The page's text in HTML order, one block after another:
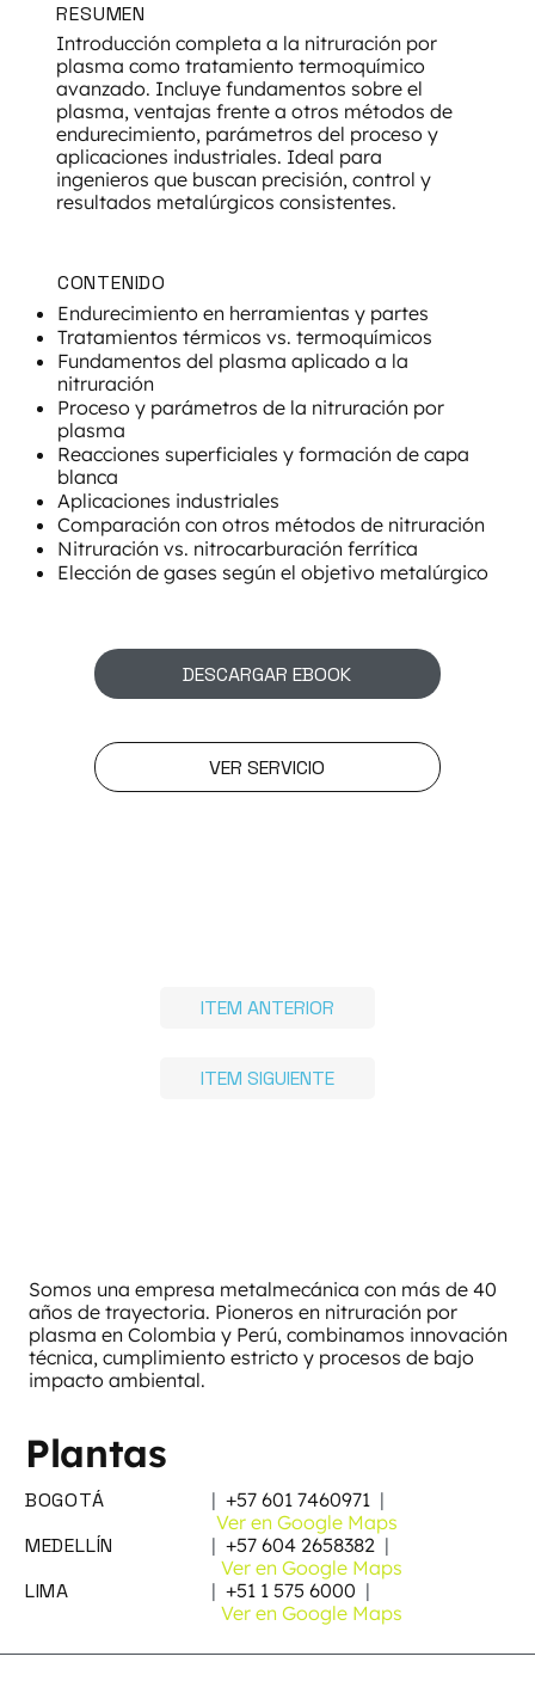
ITEM ANTERIOR
ITEM SIGUIENTE
CONTENIDO
Endurecimiento en herramientas y partes
Tratamientos térmicos vs. termoquímicos
Fundamentos del plasma aplicado a la
nitruración
Proceso y parámetros de la nitruración por
plasma
Reacciones superficiales y formación de capa
blanca
Aplicaciones industriales
Comparación con otros métodos de nitruración
Nitruración vs. nitrocarburación ferrítica
Elección de gases según el objetivo metalúrgico
DESCARGAR EBOOK
VER SERVICIO
RESUMEN
Introducción completa a la nitruración por
plasma como tratamiento termoquímico
avanzado. Incluye fundamentos sobre el
plasma, ventajas frente a otros métodos de
endurecimiento, parámetros del proceso y
aplicaciones industriales. Ideal para
ingenieros que buscan precisión, control y
resultados metalúrgicos consistentes.
Somos una empresa metalmecánica con más de 40
años de trayectoria. Pioneros en nitruración por
plasma en Colombia y Perú, combinamos innovación
técnica, cumplimiento estricto y procesos de bajo
impacto ambiental.
Plantas
BOGOTÁ | +57 601 7460971 |
Ver en Google Maps
MEDELLÍN | +57 604 2658382 |
Ver en Google Maps
LIMA | +51 1 575 6000 |
Ver en Google Maps